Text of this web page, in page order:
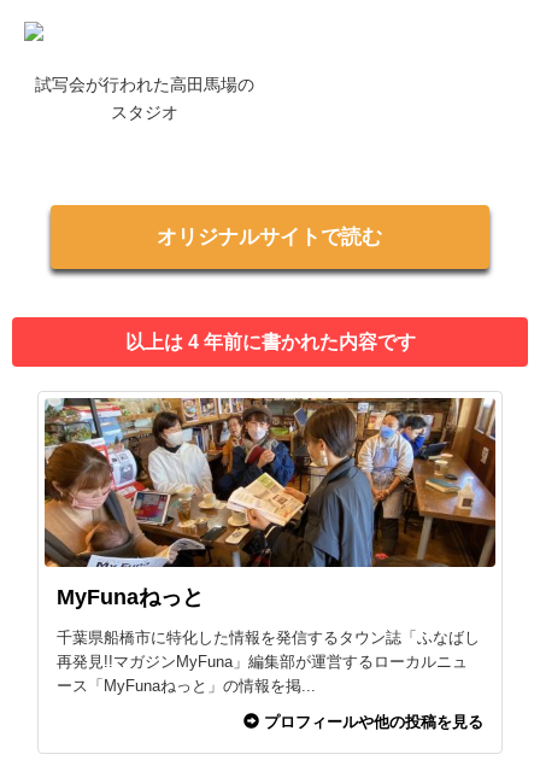
試写会が行われた高田馬場の
スタジオ
オリジナルサイトで読む
以上は 4 年前に書かれた内容です
MyFunaねっと
千葉県船橋市に特化した情報を発信するタウン誌「ふなばし
再発見!!マガジンMyFuna」編集部が運営するローカルニュ
ース「MyFunaねっと」の情報を掲...
プロフィールや他の投稿を見る